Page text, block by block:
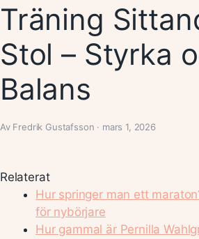
Träning
Stol – Styrka
Balans
Av Fredrik Gustafsson · mars 1, 2026
Relaterat
Hur springer man ett
för nybörjare
Hur gammal är Pernilla